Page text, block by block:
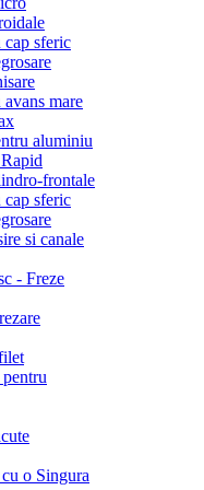
cap sferic
avans mare
aluminiu
frontale
cap sferic
si canale
- Freze
o Singura